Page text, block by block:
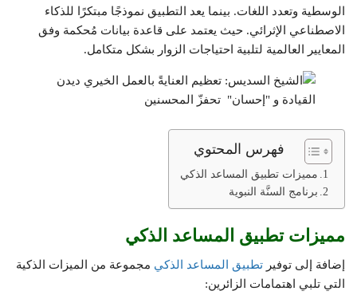
الوسطية وتعدد اللغات. بينما يعد التطبيق نموذجًا مبتكرًا للذكاء
الاصطناعي الإثرائي. حيث يعتمد على قاعدة بيانات مُحكمة وفق
المعايير العالمية لتلبية احتياجات الزوار بشكل متكامل.
فهرس المحتوي
مميزات تطبيق المساعد الذكي
برنامج السنَّة النبوية
مميزات تطبيق المساعد الذكي
إضافة إلى توفير تطبيق المساعد الذكي مجموعة من الميزات الذكية
التي تلبي اهتمامات الزائرين: